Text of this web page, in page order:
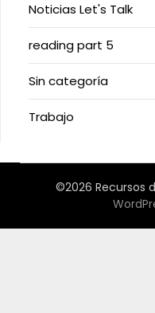
Noticias Let's Talk
reading part 5
Sin categoría
Trabajo
©2026 Recursos